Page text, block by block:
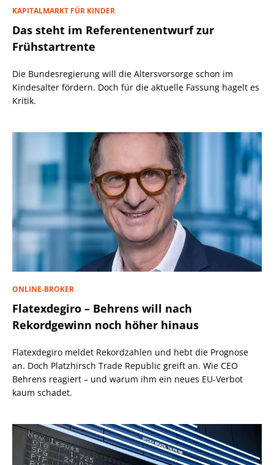
KAPITALMARKT FÜR KINDER
Das steht im Referentenentwurf zur
Frühstartrente
Die Bundesregierung will die Altersvorsorge schon im
Kindesalter fördern. Doch für die aktuelle Fassung hagelt es
Kritik.
ONLINE-BROKER
Flatexdegiro – Behrens will nach
Rekordgewinn noch höher hinaus
Flatexdegiro meldet Rekordzahlen und hebt die Prognose
an. Doch Platzhirsch Trade Republic greift an. Wie CEO
Behrens reagiert – und warum ihm ein neues EU-Verbot
kaum schadet.